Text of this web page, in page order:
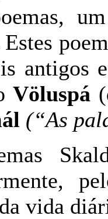
Estes
antigos
Völuspá
(“As
vida